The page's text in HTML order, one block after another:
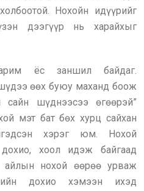
Нохойн идүүрийг
дээгүүр нь харайхыг
ёс заншил байдаг.
өөх буюу маханд боож
шүднээсээ өгөөрэй”
мэт бат бөх хурц сайхан
хэрэг юм. Нохой
хоол идэж байгаад
айлын нохой өөрөө урваж
дохио хэмээн ихэд